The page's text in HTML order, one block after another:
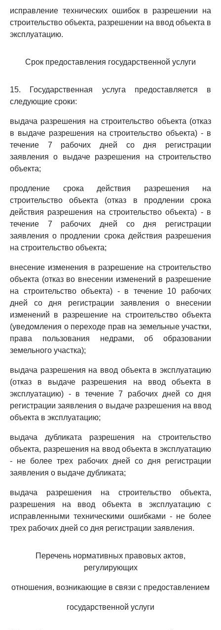
исправление технических ошибок в разрешении на
строительство объекта, разрешении на ввод объекта в
эксплуатацию.
Срок предоставления государственной услуги
15. Государственная услуга предоставляется в
следующие сроки:
выдача разрешения на строительство объекта (отказ
в выдаче разрешения на строительство объекта) - в
течение 7 рабочих дней со дня регистрации
заявления о выдаче разрешения на строительство
объекта;
продление срока действия разрешения на
строительство объекта (отказ в продлении срока
действия разрешения на строительство объекта) - в
течение 7 рабочих дней со дня регистрации
заявления о продлении срока действия разрешения
на строительство объекта;
внесение изменения в разрешение на строительство
объекта (отказ во внесении изменений в разрешение
на строительство объекта) - в течение 10 рабочих
дней со дня регистрации заявления о внесении
изменений в разрешение на строительство объекта
(уведомления о переходе прав на земельные участки,
права пользования недрами, об образовании
земельного участка);
выдача разрешения на ввод объекта в эксплуатацию
(отказ в выдаче разрешения на ввод объекта в
эксплуатацию) - в течение 7 рабочих дней со дня
регистрации заявления о выдаче разрешения на ввод
объекта в эксплуатацию;
выдача дубликата разрешения на строительство
объекта, разрешения на ввод объекта в эксплуатацию
- не более трех рабочих дней со дня регистрации
заявления о выдаче дубликата;
выдача разрешения на строительство объекта,
разрешения на ввод объекта в эксплуатацию с
исправленными техническими ошибками - не более
трех рабочих дней со дня регистрации заявления.
Перечень нормативных правовых актов,
регулирующих
отношения, возникающие в связи с предоставлением
государственной услуги